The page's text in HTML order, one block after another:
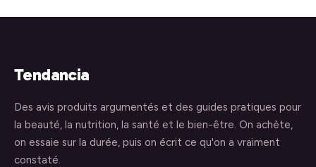
nouvelle
vos plaques
Tendancia
Des avis produits argumentés et des guides pratiques pour
la beauté, la nutrition, la santé et le bien-être. On achète,
on essaie sur la durée, puis on écrit ce qu'on a vraiment
constaté.